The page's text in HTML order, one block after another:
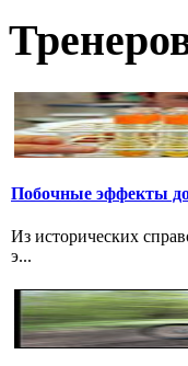
Побочные эффекты
Из исторических
э...